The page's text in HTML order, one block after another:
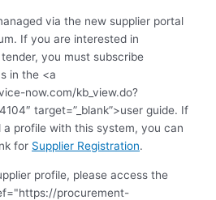
via the new supplier portal
If you are interested in
you must subscribe
in the <a
now.com/kb_view.do?
target=”_blank”>user guide. If
profile with this system, you can
for Supplier Registration.
profile, please access the
procurement-